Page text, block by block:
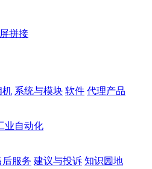
拼接
机 系统与模块 软件 代理产品
业自动化
后服务 建议与投诉 知识园地